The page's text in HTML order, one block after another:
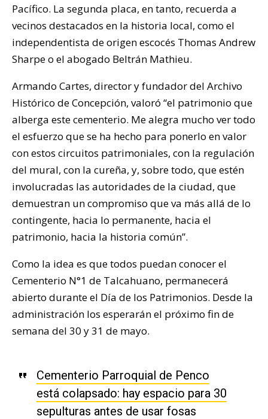
Pacífico. La segunda placa, en tanto, recuerda a
vecinos destacados en la historia local, como el
independentista de origen escocés Thomas Andrew
Sharpe o el abogado Beltrán Mathieu.
Armando Cartes, director y fundador del Archivo
Histórico de Concepción, valoró “el patrimonio que
alberga este cementerio. Me alegra mucho ver todo
el esfuerzo que se ha hecho para ponerlo en valor
con estos circuitos patrimoniales, con la regulación
del mural, con la cureña, y, sobre todo, que estén
involucradas las autoridades de la ciudad, que
demuestran un compromiso que va más allá de lo
contingente, hacia lo permanente, hacia el
patrimonio, hacia la historia común”.
Como la idea es que todos puedan conocer el
Cementerio N°1 de Talcahuano, permanecerá
abierto durante el Día de los Patrimonios. Desde la
administración los esperarán el próximo fin de
semana del 30 y 31 de mayo.
Cementerio Parroquial de Penco
está colapsado: hay espacio para 30
sepulturas antes de usar fosas